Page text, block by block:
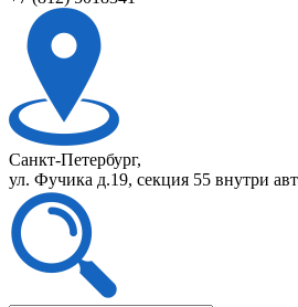
Санкт-Петербург,
ул. Фучика д.19, секция 55 внутри